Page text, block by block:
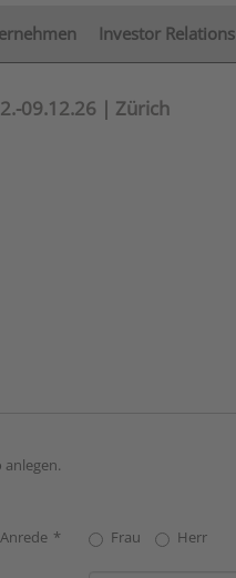
Investor Relations
09.12.26 | Zürich
Anrede Frau Herr